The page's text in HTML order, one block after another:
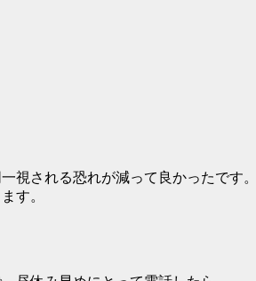
視される恐れが減って良かったです。
す。